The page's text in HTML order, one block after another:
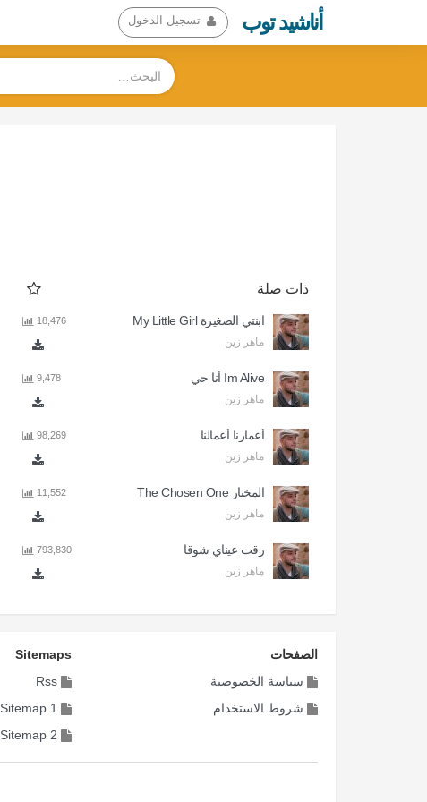
أناشيد توب تسجيل الدخول
ذات صلة
ابنتي الصغيرة My Little Girl
ماهر زين
18,476
Im Alive أنا حي
ماهر زين
9,478
أعمارنا أعمالنا
ماهر زين
98,269
المختار The Chosen One
ماهر زين
11,552
رقت عيناي شوقا
ماهر زين
793,830
الصفحات
سياسة الخصوصية
شروط الاستخدام
Sitemaps
Rss
Sitemap 1
Sitemap 2